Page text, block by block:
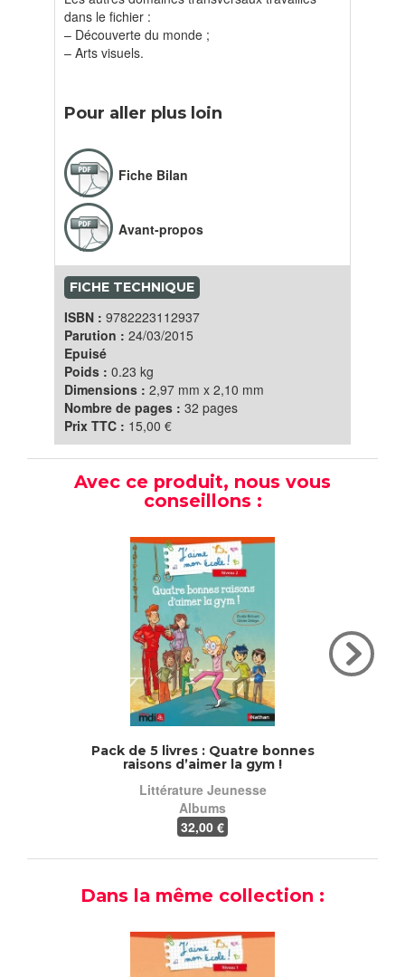
dans le fichier :
– Découverte du monde ;
– Arts visuels.
Pour aller plus loin
Fiche Bilan
Avant-propos
FICHE TECHNIQUE
ISBN : 9782223112937
Parution : 24/03/2015
Epuisé
Poids : 0.23 kg
Dimensions : 2,97 mm x 2,10 mm
Nombre de pages : 32 pages
Prix TTC : 15,00 €
Avec ce produit, nous vous
conseillons :
Pack de 5 livres : Quatre bonnes
raisons d’aimer la gym !
Littérature Jeunesse
Albums
32,00 €
Dans la même collection :